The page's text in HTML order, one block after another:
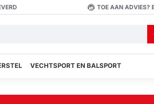
TOE AAN ADVIES?
VECHTSPORT EN BALSPORT